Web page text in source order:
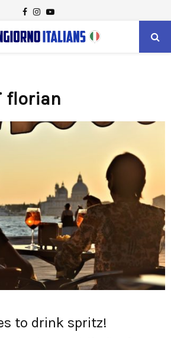
FACEBOOK
INSTAGRAM
YOUTUBE
florian
to drink spritz!